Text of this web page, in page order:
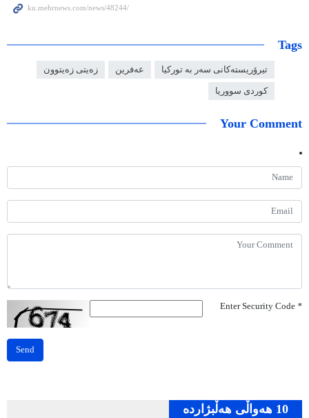
Tags
تیرۆریستەکانی سەر بە تورکیا عەفرین زەیتی زەیتوون
کوردی سووریا
Your Comment
*
Send
10 هه‌واڵی هه‌ڵبژارده‌